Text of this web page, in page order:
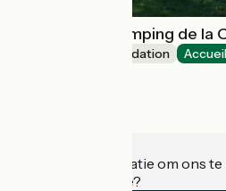
Ecolodge au camping de la
Unusual accommodation
Heeft u informatie om ons
accommodatie?